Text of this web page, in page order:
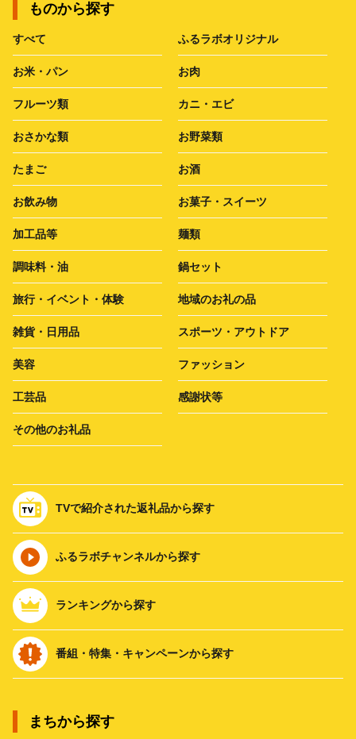
ものから探す
すべて ふるラボオリジナル
お米・パン お肉
フルーツ類 カニ・エビ
おさかな類 お野菜類
たまご お酒
お飲み物 お菓子・スイーツ
加工品等 麺類
調味料・油 鍋セット
旅行・イベント・体験 地域のお礼の品
雑貨・日用品 スポーツ・アウトドア
美容 ファッション
工芸品 感謝状等
その他のお礼品
TVで紹介された返礼品から探す
ふるラボチャンネルから探す
ランキングから探す
番組・特集・キャンペーンから探す
まちから探す